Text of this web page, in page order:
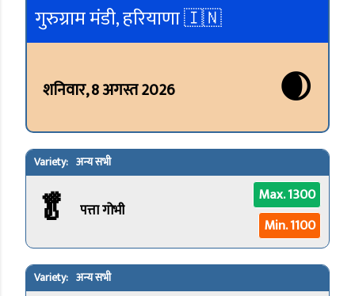
गुरुग्राम मंडी, हरियाणा 🇮🇳
शनिवार, 8 अगस्त 2026 🌒
अन्य सभी
🥬 पत्ता गोभी
Max. 1300
Min. 1100
अन्य सभी